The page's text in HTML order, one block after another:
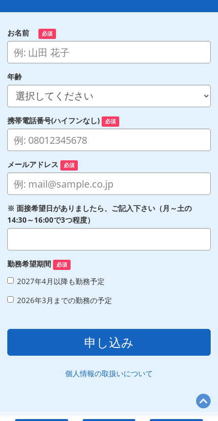
お名前 必須
年齢
携帯電話番号(ハイフンなし) 必須
メールアドレス 必須
※ 面接希望日がありましたら、ご記入下さい（月～土の
14:30～16:00で3つ程度）
勤務希望期間 必須
2027年4月以降も勤務予定
2026年3月までの勤務の予定
申し込み
個人情報の取扱いについて